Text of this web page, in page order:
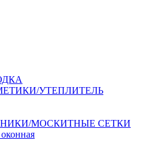
УТЕПЛИТЕЛЬ
МОСКИТНЫЕ СЕТКИ